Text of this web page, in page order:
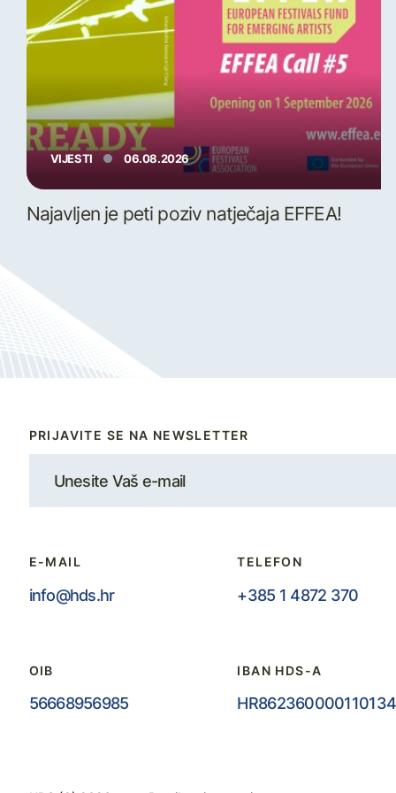
VIJESTI 06.08.2026
Najavljen je peti poziv natječaja EFFEA!
PRIJAVITE SE NA NEWSLETTER
E-MAIL
info@hds.hr
TELEFON
+385 1 4872 370
OIB
56668956985
IBAN HDS-A